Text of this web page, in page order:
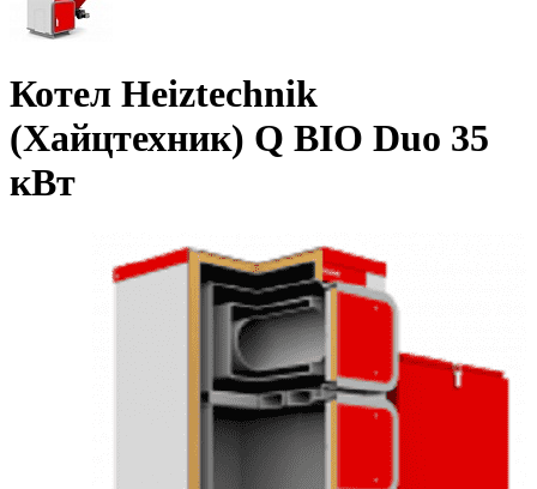
Котел Heiztechnik
(Хайцтехник) Q BIO Duo 35
кВт